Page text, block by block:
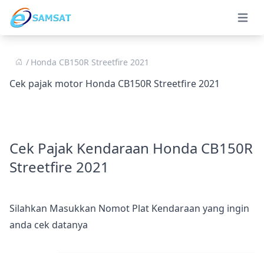
Open
Honda CB150R Streetfire 2021
Cek pajak motor Honda CB150R Streetfire 2021
Cek Pajak Kendaraan Honda CB150R
Streetfire 2021
Silahkan Masukkan Nomot Plat Kendaraan yang ingin
anda cek datanya